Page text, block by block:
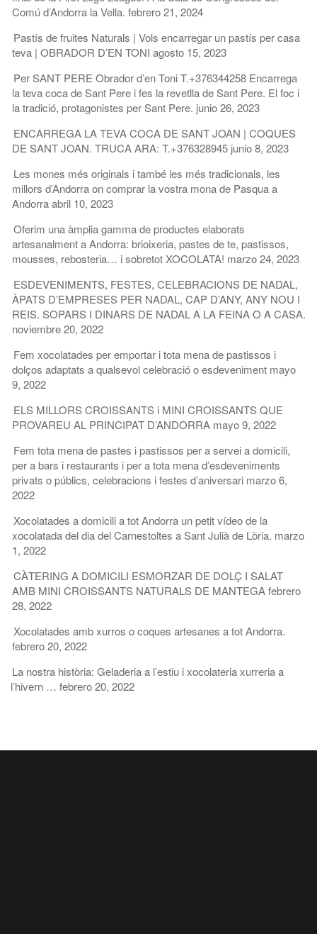
Comú d’Andorra la Vella. febrero 21, 2024
Pastís de fruites Naturals | Vols encarregar un pastís per casa
teva | OBRADOR D’EN TONI agosto 15, 2023
Per SANT PERE Obrador d’en Toni T.+376344258 Encarrega
la teva coca de Sant Pere i fes la revetlla de Sant Pere. El foc i
la tradició, protagonistes per Sant Pere. junio 26, 2023
ENCARREGA LA TEVA COCA DE SANT JOAN | COQUES
DE SANT JOAN. TRUCA ARA: T.+376328945 junio 8, 2023
Les mones més originals i també les més tradicionals, les
millors d’Andorra on comprar la vostra mona de Pasqua a
Andorraabril 10, 2023
Oferim una àmplia gamma de productes elaborats
artesanalment a Andorra: brioixeria, pastes de te, pastissos,
mousses, rebosteria… i sobretot XOCOLATA! marzo 24, 2023
ESDEVENIMENTS, FESTES, CELEBRACIONS DE NADAL,
ÀPATS D’EMPRESES PER NADAL, CAP D’ANY, ANY NOU I
REIS. SOPARS I DINARS DE NADAL A LA FEINA O A CASA.
noviembre 20, 2022
Fem xocolatades per emportar i tota mena de pastissos i
dolços adaptats a qualsevol celebració o esdeveniment mayo
9, 2022
ELS MILLORS CROISSANTS i MINI CROISSANTS QUE
PROVAREU AL PRINCIPAT D’ANDORRA mayo 9, 2022
Fem tota mena de pastes i pastissos per a servei a domicili,
per a bars i restaurants i per a tota mena d’esdeveniments
privats o públics, celebracions i festes d’aniversari marzo 6,
2022
Xocolatades a domicili a tot Andorra un petit vídeo de la
xocolatada del dia del Carnestoltes a Sant Julià de Lòria. marzo
1, 2022
CÀTERING A DOMICILI ESMORZAR DE DOLÇ I SALAT
AMB MINI CROISSANTS NATURALS DE MANTEGAfebrero
28, 2022
Xocolatades amb xurros o coques artesanes a tot Andorra.
febrero 20, 2022
La nostra història: Geladeria a l’estiu i xocolateria xurreria a
l’hivern … febrero 20, 2022